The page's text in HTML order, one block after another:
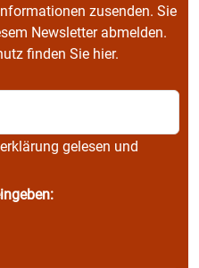
zusenden. Sie
Newsletter abmelden.
finden Sie hier.
gelesen und